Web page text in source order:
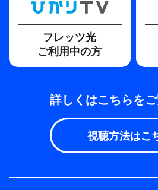
フレッツ光
ご利用中の方
詳しくはこちらを
視聴方法はこ